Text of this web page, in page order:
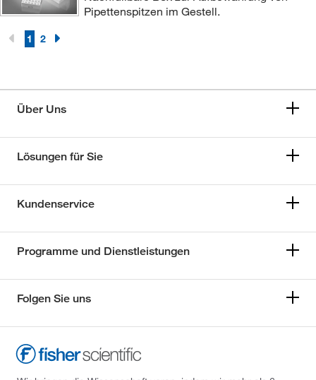
Pipettenspitzen im Gestell.
1 2
Über Uns
Lösungen für Sie
Kundenservice
Programme und Dienstleistungen
Folgen Sie uns